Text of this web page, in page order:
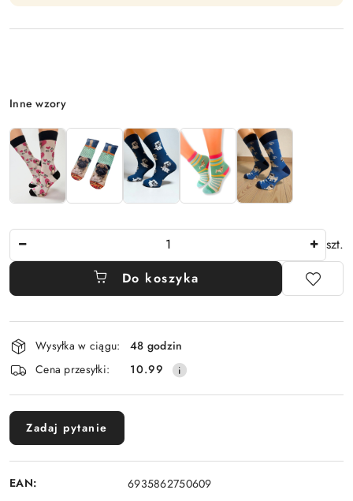
Wariant
Inne wzory
szt.
Do koszyka
Dostępność
i
dostawa
Wysyłka w ciągu:
48 godzin
Cena przesyłki:
10.99
Zadaj pytanie
EAN: 6935862750609